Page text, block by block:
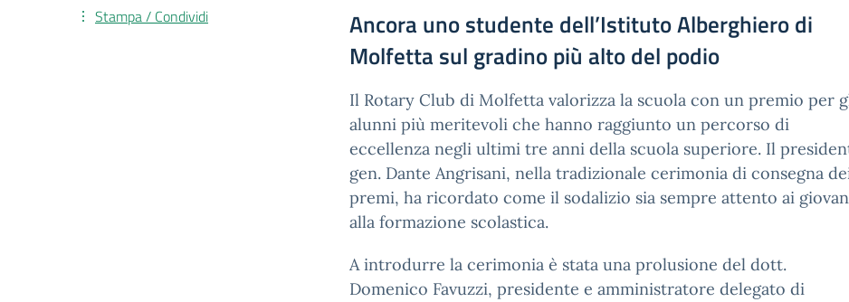
Ancora uno studente dell’Istituto Alberghiero di
Molfetta sul gradino più alto del podio
Il Rotary Club di Molfetta valorizza la scuola con un premio per
alunni più meritevoli che hanno raggiunto un percorso di
eccellenza negli ultimi tre anni della scuola superiore. Il
gen. Dante Angrisani, nella tradizionale cerimonia di consegna
premi, ha ricordato come il sodalizio sia sempre attento ai
alla formazione scolastica.
A introdurre la cerimonia è stata una prolusione del dott.
Domenico Favuzzi, presidente e amministratore delegato di
Stampa / Condividi